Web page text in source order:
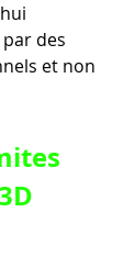
des
et non